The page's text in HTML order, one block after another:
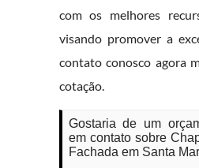
com os melhores
visando promover a
contato conosco agora
cotação.
Gostaria de um
em contato sobre
Fachada em Santa